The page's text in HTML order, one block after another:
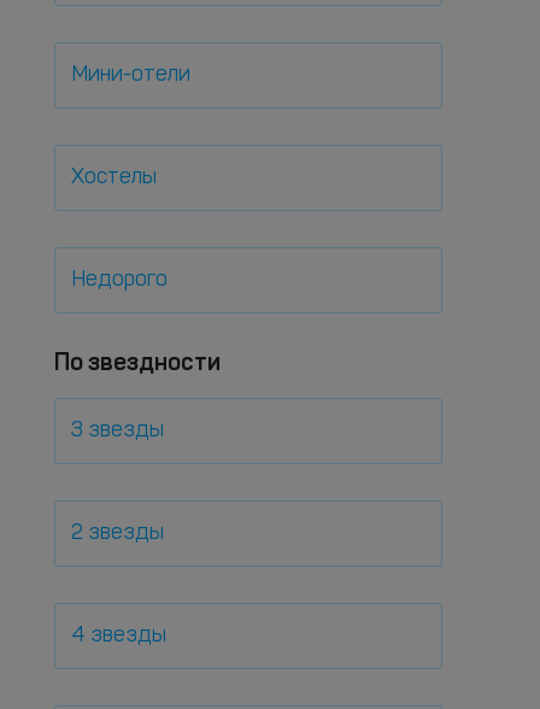
Мини-отели
Хостелы
Недорого
По звездности
3 звезды
2 звезды
4 звезды